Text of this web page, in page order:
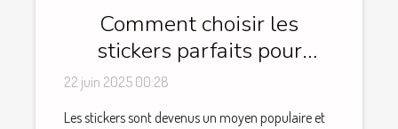
Comment choisir les
stickers parfaits pour
chaque occasion
22 juin 2025 00:28
Les stickers sont devenus un moyen populaire et